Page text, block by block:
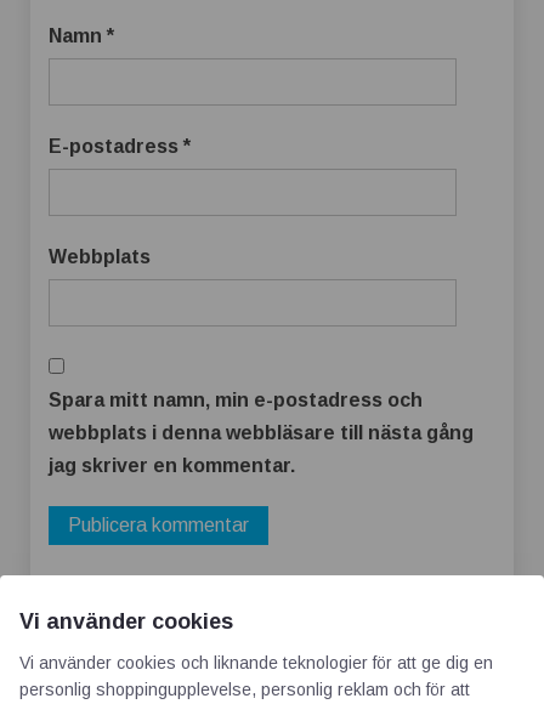
Namn *
E-postadress *
Webbplats
Spara mitt namn, min e-postadress och
webbplats i denna webbläsare till nästa gång
jag skriver en kommentar.
Vi använder cookies
Vi använder cookies och liknande teknologier för att ge dig en
personlig shoppingupplevelse, personlig reklam och för att